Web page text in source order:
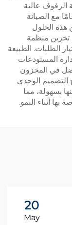
الرفوف عالية
عمر خدمة طويل، غالبًا ما يتجاوز 15 عامًا مع الصيانة
هذه الحلول
تخزين منظمة
الطلبات. الطبيعة
المستودعات
في المخزون
التصميم الوحدي
بسهولة، مما
أثناء النمو.
20
May